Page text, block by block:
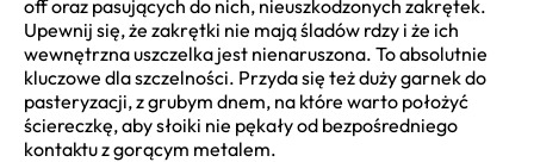
off oraz pasujących do nich, nieuszkodzonych zakrętek.
Upewnij się, że zakrętki nie mają śladów rdzy i że ich
wewnętrzna uszczelka jest nienaruszona. To absolutnie
kluczowe dla szczelności. Przyda się też duży garnek do
pasteryzacji, z grubym dnem, na które warto położyć
ściereczkę, aby słoiki nie pękały od bezpośredniego
kontaktu z gorącym metalem.